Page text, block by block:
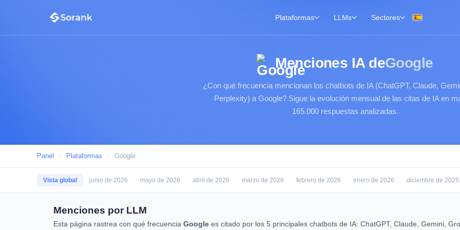
Plataformas LLMs Sectores
Menciones IA deGoogle
¿Con qué frecuencia mencionan los chatbots de IA (ChatGPT, Claude,
Perplexity) a Google? Sigue la evolución mensual de las citas de IA en
165.000 respuestas analizadas.
Panel / Plataformas / Google
Vista global junio de 2026 mayo de 2026 abril de 2026 marzo de 2026 febrero de 2026 enero de 2026 diciembre de 2025
Menciones por LLM
Esta página rastrea con qué frecuencia Google es citado por los 5 principales chatbots de IA: ChatGPT, Claude, Gemini,